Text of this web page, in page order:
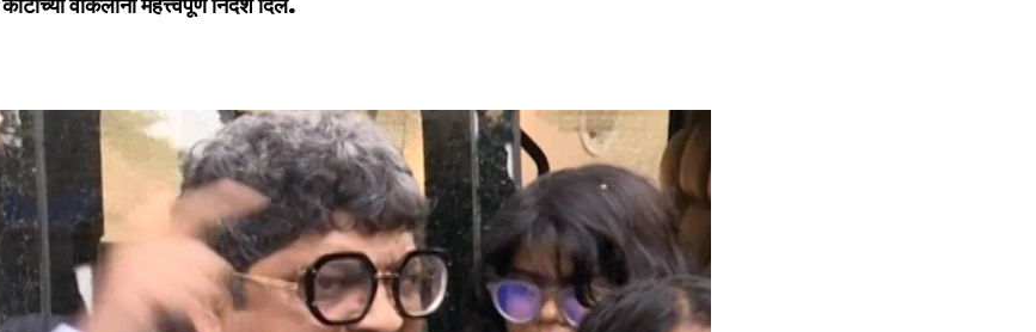
वकिलांनी महत्त्वपूर्ण निर्देश दिले.